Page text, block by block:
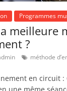
Programmes
meilleure
?
méthode
en circuit